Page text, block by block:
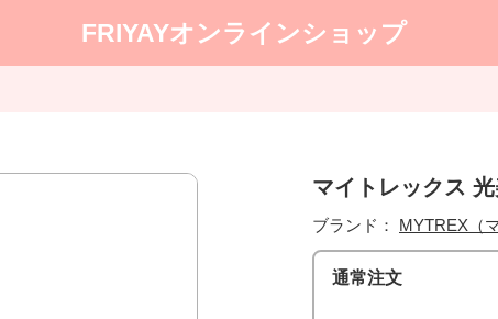
FRIYAYオンラインショップ
マイトレックス
ブランド： MYTREX（
通常注文